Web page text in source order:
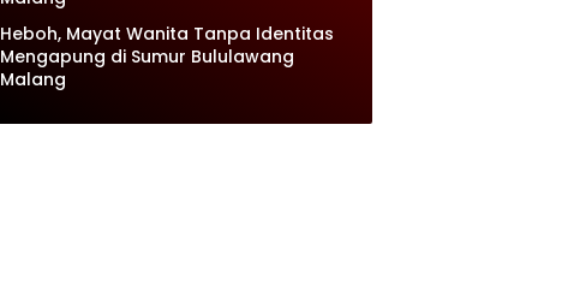
Heboh, Mayat Wanita Tanpa Identitas
Mengapung di Sumur Bululawang
Malang